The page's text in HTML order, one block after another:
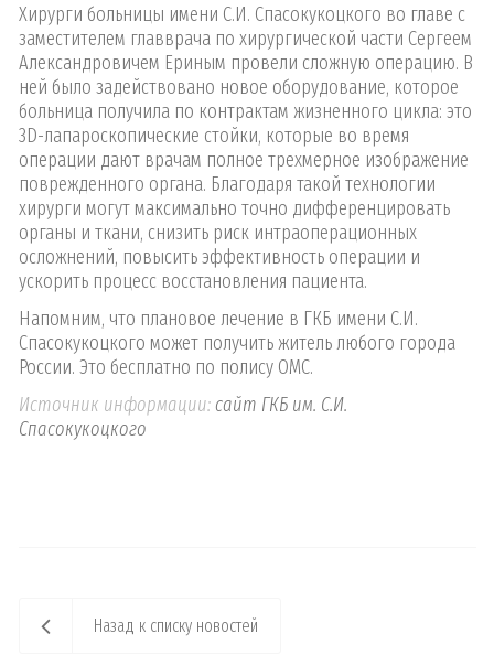
Хирурги больницы имени С.И. Спасокукоцкого во главе с
заместителем главврача по хирургической части Сергеем
Александровичем Ериным провели сложную операцию. В
ней было задействовано новое оборудование, которое
больница получила по контрактам жизненного цикла: это
3D-лапароскопические стойки, которые во время
операции дают врачам полное трехмерное изображение
поврежденного органа. Благодаря такой технологии
хирурги могут максимально точно дифференцировать
органы и ткани, снизить риск интраоперационных
осложнений, повысить эффективность операции и
ускорить процесс восстановления пациента.
Напомним, что плановое лечение в ГКБ имени С.И.
Спасокукоцкого может получить житель любого города
России. Это бесплатно по полису ОМС.
Источник информации:сайт ГКБ им. С.И.
Спасокукоцкого
Назад к списку новостей